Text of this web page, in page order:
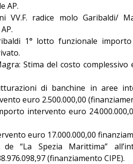
AP.
VV.F. radice molo Garibaldi/
1° lotto funzionale
Stima del costo complessivo
di banchine in aree
euro 2.500.000,00
intervento euro
euro 17.000.000,00
“La Spezia Marittima”
(finanziamento CIPE).